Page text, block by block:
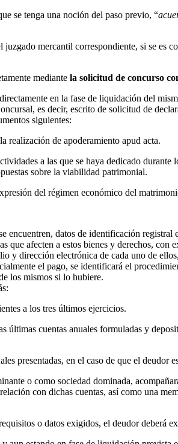
se tenga una noción del paso previo, “
mercantil correspondiente, si se es
mediante la solicitud de concurso
en la fase de liquidación del
es decir, escrito de solicitud de
siguientes:
realización de apoderamiento apud acta.
a las que se haya dedicado
sobre la viabilidad patrimonial.
del régimen económico del
encuentren, datos de identificación
que afecten a estos bienes y derechos, con
y dirección electrónica de cada uno de
el pago, se identificará el
los mismos si lo hubiere.
a los tres últimos ejercicios.
cuentas anuales formuladas y
presentadas, en el caso de que el
o como sociedad dominada,
con dichas cuentas, así como una
o datos exigidos, el deudor deberá